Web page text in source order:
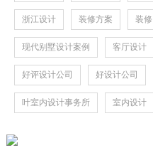
浙江设计 装修方案 装修
现代别墅设计案例 客厅设计
好评设计公司 好设计公司
叶室内设计事务所 室内设计